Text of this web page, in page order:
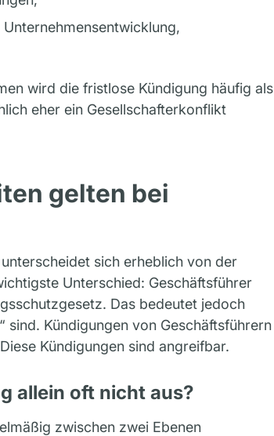
wird die fristlose Kündigung häufig als
eher ein Gesellschafterkonflikt
gelten bei
sich erheblich von der
Unterschied: Geschäftsführer
Das bedeutet jedoch
sind. Kündigungen von Geschäftsführern
Kündigungen sind angreifbar.
allein oft nicht aus?
zwischen zwei Ebenen